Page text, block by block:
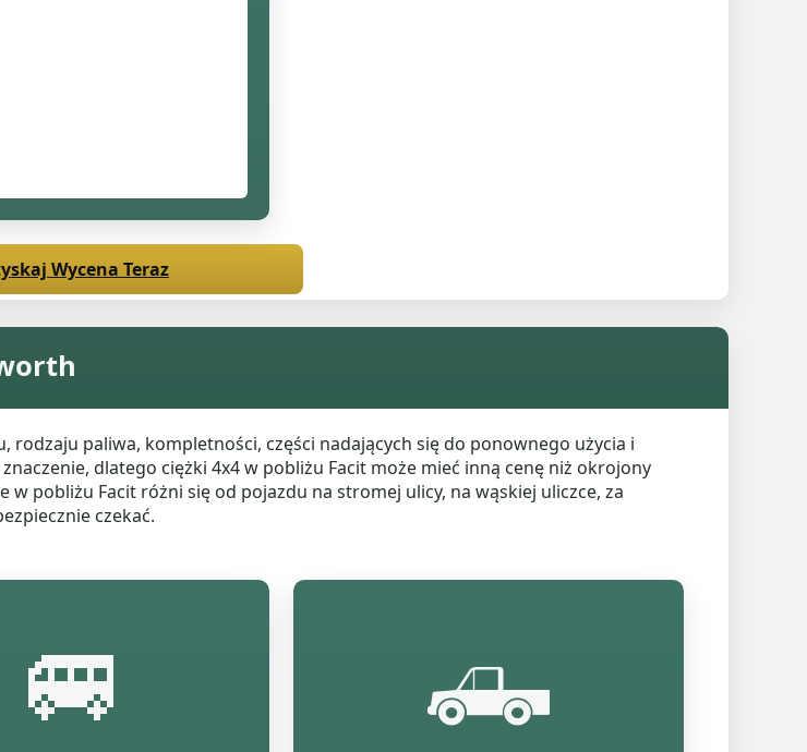
Wycena Teraz
rodzaju paliwa, kompletności, części nadających się do ponownego użycia i
dlatego ciężki 4x4 w pobliżu Facit może mieć inną cenę niż okrojony
pobliżu Facit różni się od pojazdu na stromej ulicy, na wąskiej uliczce, za
czekać.
🚐 🛻